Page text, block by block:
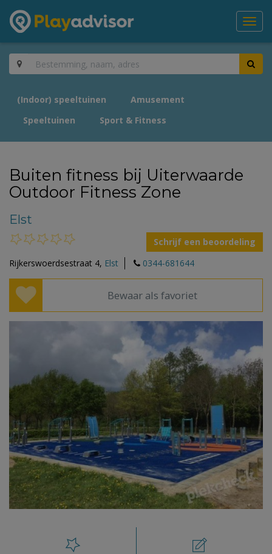
(Indoor) speeltuinen
Amusement
Speeltuinen
Sport & Fitness
Buiten fitness bij Uiterwaarde
Outdoor Fitness Zone
Elst
Schrijf een beoordeling
Rijkerswoerdsestraat 4, Elst 0344-681644
Bewaar als favoriet